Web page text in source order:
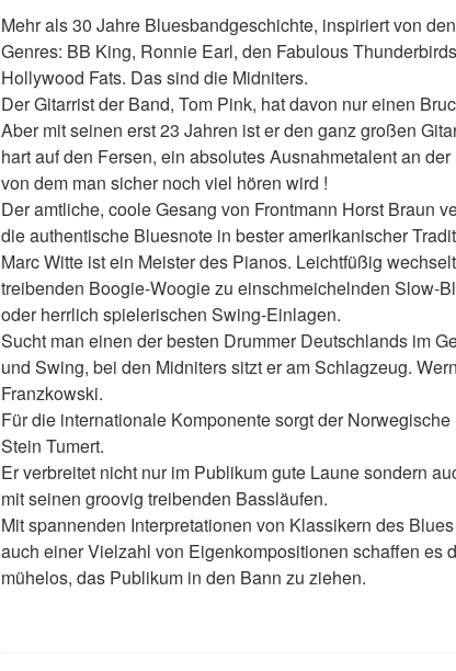
Mehr als 30 Jahre Bluesbandgeschichte, inspiriert von
Genres: BB King, Ronnie Earl, den Fabulous
Hollywood Fats. Das sind die Midniters.
Der Gitarrist der Band, Tom Pink, hat davon nur einen
Aber mit seinen erst 23 Jahren ist er den ganz großen
hart auf den Fersen, ein absolutes Ausnahmetalent an
von dem man sicher noch viel hören wird !
Der amtliche, coole Gesang von Frontmann Horst Braun
die authentische Bluesnote in bester amerikanischer
Marc Witte ist ein Meister des Pianos. Leichtfüßig
treibenden Boogie-Woogie zu einschmeichelnden Slow-
oder herrlich spielerischen Swing-Einlagen.
Sucht man einen der besten Drummer Deutschlands im
und Swing, bei den Midniters sitzt er am Schlagzeug.
Franzkowski.
Für die internationale Komponente sorgt der
Stein Tumert.
Er verbreitet nicht nur im Publikum gute Laune sondern
mit seinen groovig treibenden Bassläufen.
Mit spannenden Interpretationen von Klassikern des
auch einer Vielzahl von Eigenkompositionen schaffen es
mühelos, das Publikum in den Bann zu ziehen.